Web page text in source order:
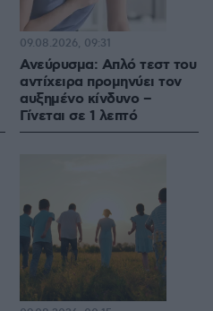
Ανεύρυσμα: Απλό τεστ του
αντίχειρα προμηνύει τον
αυξημένο κίνδυνο –
Γίνεται σε 1 λεπτό
09.08.2026, 09:31